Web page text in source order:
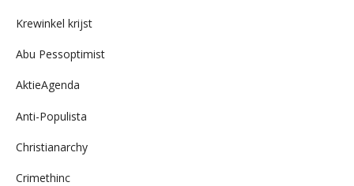
Krewinkel krijst
Abu Pessoptimist
AktieAgenda
Anti-Populista
Christianarchy
Crimethinc